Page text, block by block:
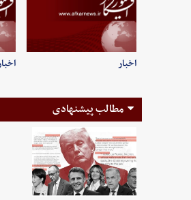
اخبار
مطالب پیشنهادی